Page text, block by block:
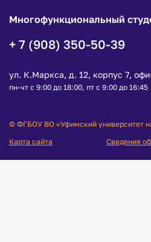
Многофункциональный
+ 7 (908) 350-50-39
ул. К.Маркса, д. 12, корпус 7,
пн-чт с 9:00 до 18:00, пт с 9:00 до 16:45
© ФГБОУ ВО «Уфимский университет
Карта сайта
Сведения